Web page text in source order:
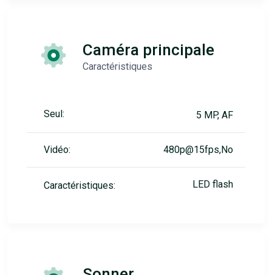
Caméra principale
Caractéristiques
Seul: 5 MP, AF
Vidéo: 480p@15fps,No
Caractéristiques: LED flash